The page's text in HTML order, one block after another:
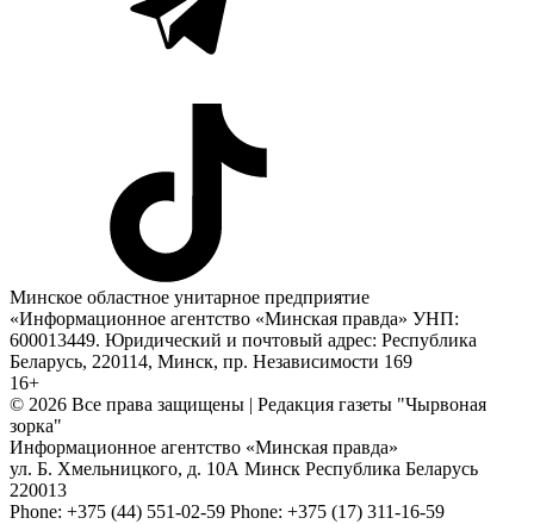
Минское областное унитарное предприятие
«Информационное агентство «Минская правда» УНП:
600013449. Юридический и почтовый адрес: Республика
Беларусь, 220114, Минск, пр. Независимости 169
16+
© 2026 Все права защищены | Редакция газеты "Чырвоная
зорка"
Информационное агентство «Минская правда»
ул. Б. Хмельницкого, д. 10А Минск Республика Беларусь
220013
Phone: +375 (44) 551-02-59 Phone: +375 (17) 311-16-59